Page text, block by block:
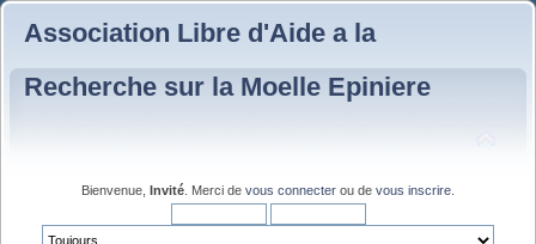
Association Libre d'Aide a la
Recherche sur la Moelle Epiniere
Bienvenue, Invité . Merci de vous connecter ou de vous inscrire